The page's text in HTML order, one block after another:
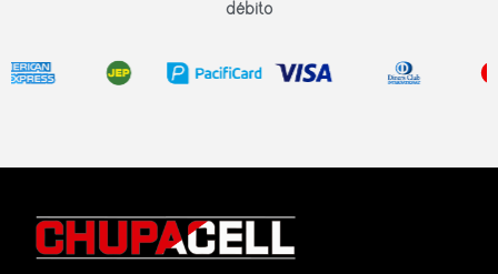
débito